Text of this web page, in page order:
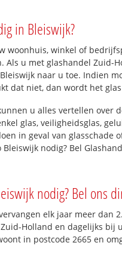
Sterrenbuurt
Bomenbuurt
Merenveld
Vogelbuurt
De Tuinen
in Bleiswijk?
woonhuis, winkel of
Als u met glashandel Zuid-
naar u toe. Indien
dat niet, dan wordt het
u alles vertellen over
glas, veiligheidsglas,
in geval van glasschade
nodig? Bel
nodig? Bel ons
elk jaar meer dan
Holland en dagelijks bij
in postcode 2665 en